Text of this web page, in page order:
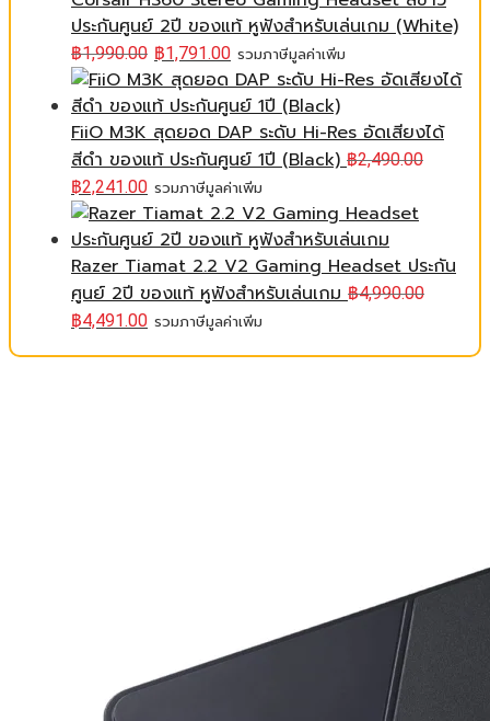
ประกันศูนย์ 2ปี ของแท้ หูฟังสำหรับเล่นเกม (White)
฿1,990.00 ฿1,791.00 รวมภาษีมูลค่าเพิ่ม
FiiO M3K สุดยอด DAP ระดับ Hi-Res อัดเสียงได้
สีดำ ของแท้ ประกันศูนย์ 1ปี (Black) ฿2,490.00
฿2,241.00 รวมภาษีมูลค่าเพิ่ม
Razer Tiamat 2.2 V2 Gaming Headset ประกัน
ศูนย์ 2ปี ของแท้ หูฟังสำหรับเล่นเกม ฿4,990.00
฿4,491.00 รวมภาษีมูลค่าเพิ่ม